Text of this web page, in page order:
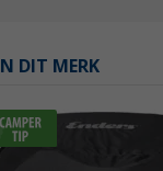
DIT MERK